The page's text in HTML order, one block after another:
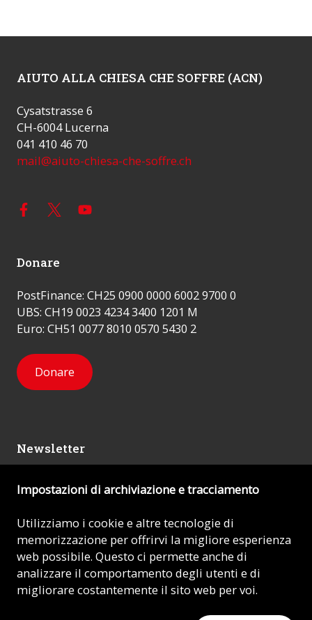
AIUTO ALLA CHIESA CHE SOFFRE (ACN)
Cysatstrasse 6
CH-6004 Lucerna
041 410 46 70
mail@aiuto-chiesa-che-soffre.ch
Donare
PostFinance: CH25 0900 0000 6002 9700 0
UBS: CH19 0023 4234 3400 1201 M
Euro: CH51 0077 8010 0570 5430 2
Donare
Newsletter
Mi iscrivo
© 2026 - AIUTO ALLA CHIESA CHE SOFFRE (ACN)
Impronta
Impostazioni di archiviazione e tracciamento
Utilizziamo i cookie e altre tecnologie di
memorizzazione per offrirvi la migliore esperienza
web possibile. Questo ci permette anche di
analizzare il comportamento degli utenti e di
migliorare costantemente il sito web per voi.